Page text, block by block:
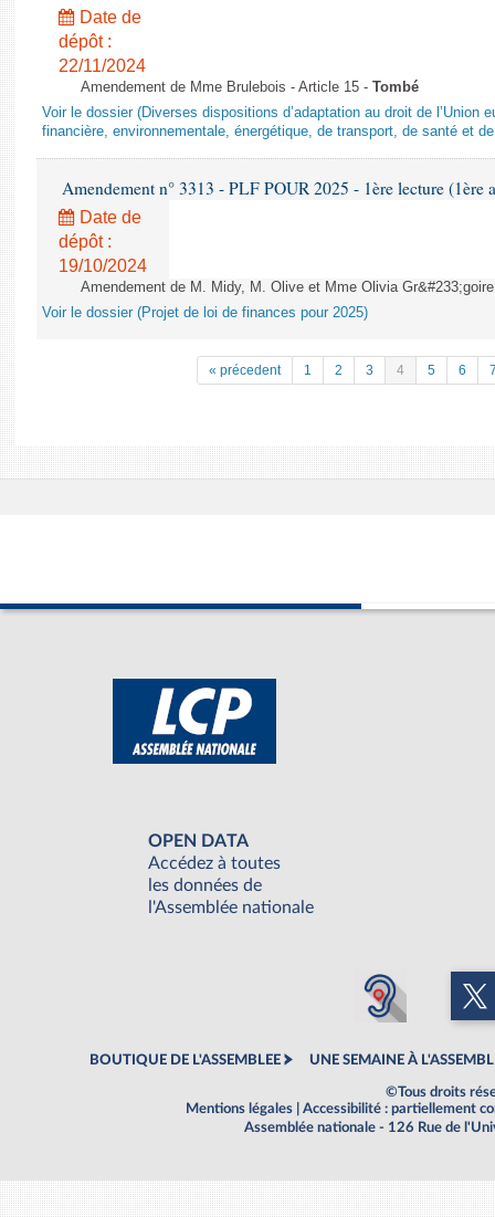
Date de
dépôt :
22/11/2024
Amendement de Mme Brulebois - Article 15 - Tombé
Voir le dossier (Diverses dispositions d’adaptation au droit de l’Union
financière, environnementale, énergétique, de transport, de santé et
Amendement n° 3313 - PLF POUR 2025 - 1ère lecture (1ère
Date de
dépôt :
19/10/2024
Amendement de M. Midy, M. Olive et Mme Olivia
Voir le dossier (Projet de loi de finances pour 2025)
« précedent 1 2 3 4 5 6
OPEN DATA
Accédez à toutes
les données de
l'Assemblée nationale
BOUTIQUE DE L'ASSEMBLEE UNE SEMAINE À
©Tous droits
Mentions légales
Accessibilité : partiellement
Assemblée nationale - 126 Rue de